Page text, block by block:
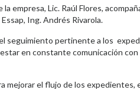
empresa, Lic. Raúl Flores,
Ing. Andrés Rivarola.
seguimiento pertinente a los
en constante comunicación con
mejorar el flujo de los expedientes,